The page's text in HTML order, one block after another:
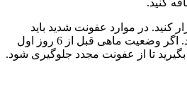
تکرار کنید. در موارد عفونت شدید باید
درمان تا 10 روز افزایش یابد. اگر وضعیت ماهی قبل از 6 روز اول
تا از عفونت مجدد جلوگیری شود.